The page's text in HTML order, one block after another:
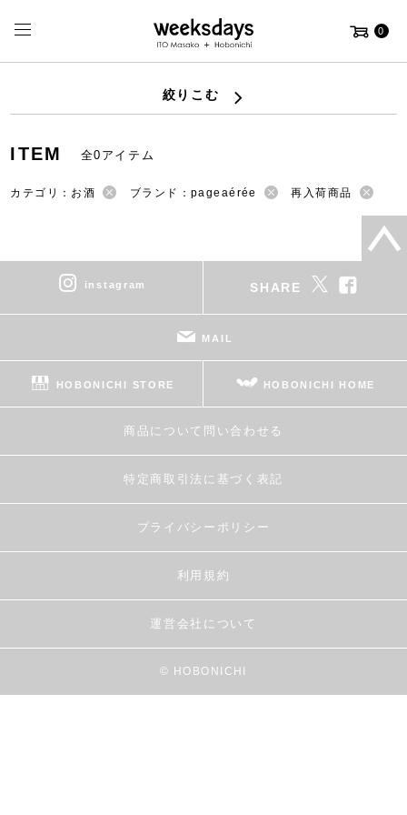
0
絞りこむ
ITEM 全0アイテム
カテゴリ：お酒 ブランド：pageaérée 再入荷商品
instagram SHARE
MAIL
HOBONICHI STORE HOBONICHI HOME
商品について問い合わせる
特定商取引法に基づく表記
プライバシーポリシー
利用規約
運営会社について
© HOBONICHI